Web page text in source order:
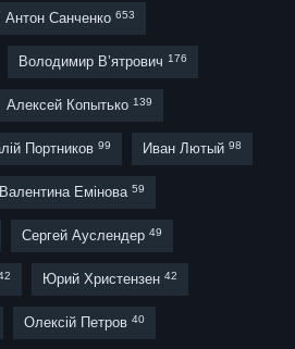
Антон Санченко 653
Володимир В’ятрович 176
Алексей Копытько 139
Портников 99 Иван Лютый 98
Валентина Емінова 59
Сергей Ауслендер 49
Юрий Христензен 42
Олексій Петров 40